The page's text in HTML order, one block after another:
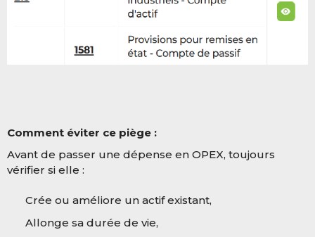
Comment éviter ce piège :
Avant de passer une dépense en OPEX, toujours
vérifier si elle :
Crée ou améliore un actif existant,
Allonge sa durée de vie,